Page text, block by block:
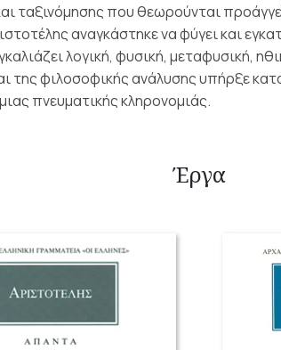
ταξινόμησης που θεωρούνται
αναγκάστηκε να φύγει και
λογική, φυσική, μεταφυσική,
της φιλοσοφικής ανάλυσης υπήρξε
πνευματικής κληρονομιάς.
Έργα